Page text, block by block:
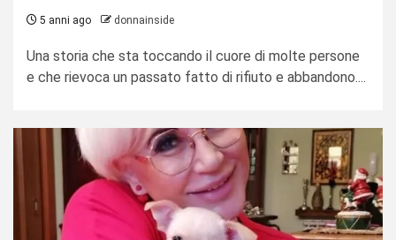
5 anni ago donnainside
Una storia che sta toccando il cuore di molte persone
e che rievoca un passato fatto di rifiuto e abbandono....